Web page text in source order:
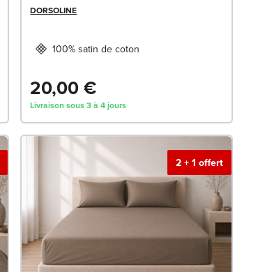
DORSOLINE
100% satin de coton
20,00 €
Livraison sous 3 à 4 jours
2 + 1 offert